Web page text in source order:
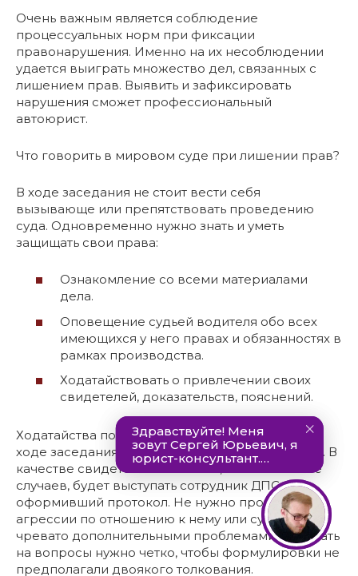
Очень важным является соблюдение
процессуальных норм при фиксации
правонарушения. Именно на их несоблюдении
удается выиграть множество дел, связанных с
лишением прав. Выявить и зафиксировать
нарушения сможет профессиональный
автоюрист.
Что говорить в мировом суде при лишении прав?
В ходе заседания не стоит вести себя
вызывающе или препятствовать проведению
суда. Одновременно нужно знать и уметь
защищать свои права:
Ознакомление со всеми материалами
дела.
Оповещение судьей водителя обо всех
имеющихся у него правах и обязанностях в
рамках производства.
Ходатайствовать о привлечении своих
свидетелей, доказательств, пояснений.
Ходатайства подаются в письменном виде. В
ходе заседания водитель будет опрошен устно. В
качестве свидетеля обвинения, в большинстве
случаев, будет выступать сотрудник ДПС,
оформивший протокол. Не нужно проявлять
агрессии по отношению к нему или судье, это
чревато дополнительными проблемами. Отвечать
на вопросы нужно четко, чтобы формулировки не
предполагали двоякого толкования.